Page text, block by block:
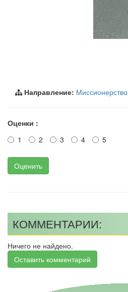
Направление: Миссионерство
Оценки :
1
2 3 4 5
Оценить
КОММЕНТАРИИ:
Ничего не найдено.
Оставить комментарий